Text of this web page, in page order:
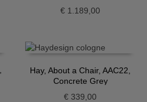
€ 1.189,00
Hay, About a Chair, AAC22,
Concrete Grey
€ 339,00